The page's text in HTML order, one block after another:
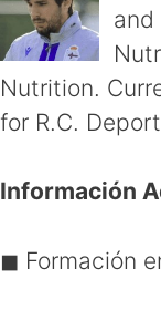
Nutrition.
for R.C.
Información
◼ Formación